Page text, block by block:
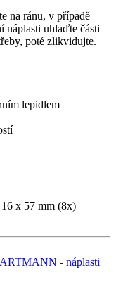
na ránu, v případě
náplasti uhlaďte části
poté zlikvidujte.
lepidlem
x 57 mm (8x)
- náplasti